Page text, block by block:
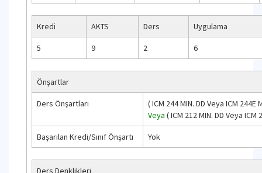
Kredi AKTS Ders Uygulama
5 9 2 6
Önşartlar
Ders Önşartları (ICM 244MIN. DD Veya ICM 244E
Veya (ICM 212MIN. DD Veya ICM
Başarılan Kredi/Sınıf Önşartı Yok
Ders Denklikleri